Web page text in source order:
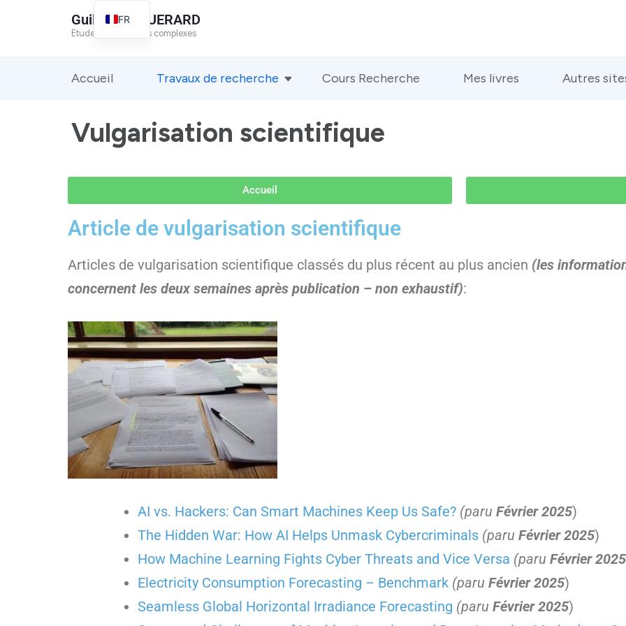
Guillaume GUERARD
Etude des systèmes complexes
Accueil Travaux de recherche Cours Recherche Mes livres Autres
Vulgarisation scientifique
Accueil
Article de vulgarisation scientifique
Articles de vulgarisation scientifique classés du plus récent au plus ancien (les
concernent les deux semaines après publication – non exhaustif):
AI vs. Hackers: Can Smart Machines Keep Us Safe? (paru Février 2025)
The Hidden War: How AI Helps Unmask Cybercriminals (paru Février 2025)
How Machine Learning Fights Cyber Threats and Vice Versa (paru Février 2025
Electricity Consumption Forecasting – Benchmark (paru Février 2025)
Seamless Global Horizontal Irradiance Forecasting (paru Février 2025)
FR